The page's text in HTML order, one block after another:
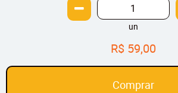
un
R$ 59,00
Comprar